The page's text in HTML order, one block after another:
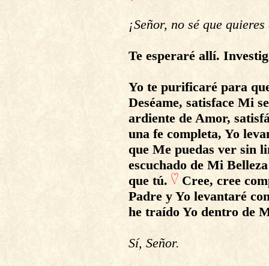
¡Señor, no sé que
Te esperaré allí.
Yo te purificaré para
Deséame, satisface Mi
ardiente de Amor,
una fe completa, Yo
que Me puedas ver sin
escuchado de Mi
que tú.
Cree, cree
Padre y Yo levantaré
he traído Yo dentro de
Sí, Señor.